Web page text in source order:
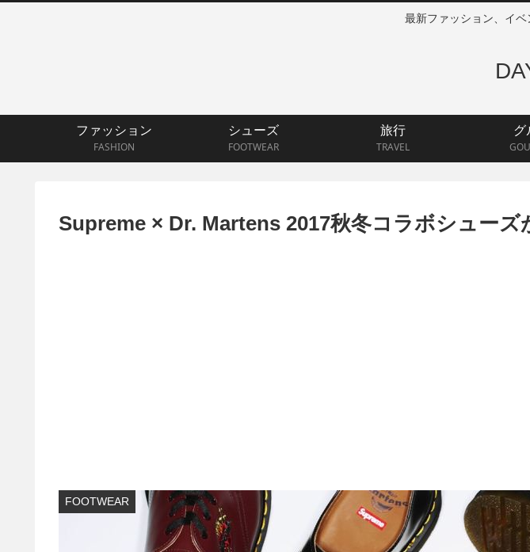
最新ファッション、イ
ファッション
FASHION
シューズ
FOOTWEAR
旅行
TRAVEL
グ
Supreme × Dr. Martens 2017秋冬コラボシューズ
FOOTWEAR